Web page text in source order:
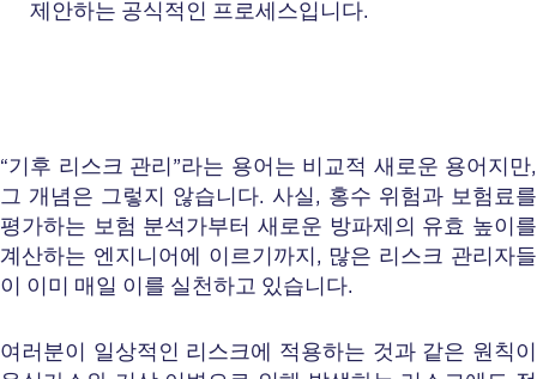
제안하는 공식적인 프로세스입니다.
“기후 리스크 관리”라는 용어는 비교적 새로운 용어지만,
그 개념은 그렇지 않습니다. 사실, 홍수 위험과 보험료를
평가하는 보험 분석가부터 새로운 방파제의 유효 높이를
계산하는 엔지니어에 이르기까지, 많은 리스크 관리자들
이 이미 매일 이를 실천하고 있습니다.
여러분이 일상적인 리스크에 적용하는 것과 같은 원칙이